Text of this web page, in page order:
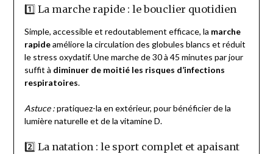
1️⃣ La marche rapide : le bouclier quotidien
Simple, accessible et redoutablement efficace, la marche
rapideaméliore la circulation des globules blancs et réduit
le stress oxydatif. Une marche de 30 à 45 minutes par jour
suffit à diminuer de moitié les risques d’infections
respiratoires.
Astuce :pratiquez-la en extérieur, pour bénéficier de la
lumière naturelle et de la vitamine D.
2️⃣ La natation : le sport complet et apaisant